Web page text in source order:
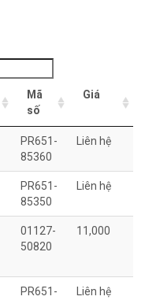
Mã
số
Giá
PR651-
85360
Liên hệ
PR651-
85350
Liên hệ
01127-
50820
11,000
PR651-
Liên hệ